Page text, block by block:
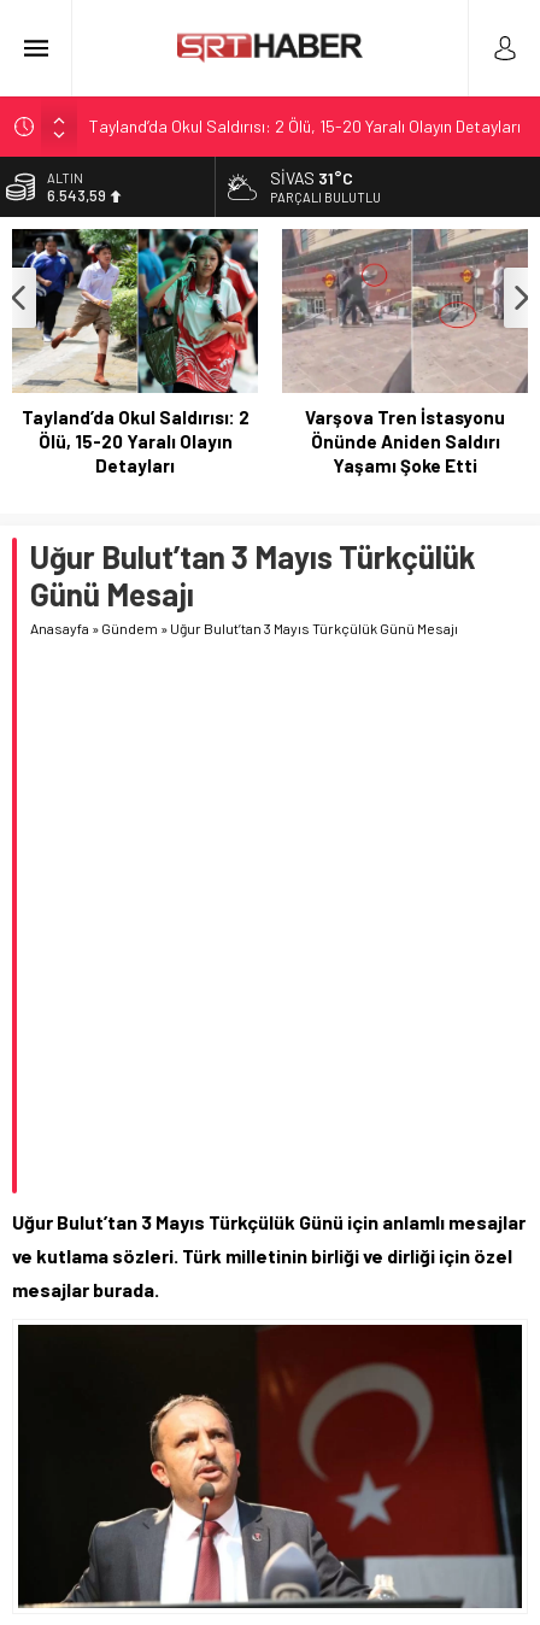
Tayland’da Okul Saldırısı: 2 Ölü, 15-20 Yaralı Olayın Detayları
Varşova Tren İstasyonu Önünde Aniden Saldırı Yaşamı Şoke
Etti
Reçberler Ata Demirağ’a karşı tahliye davası açtı
Ben Gurion’da Yakıt Tankerlere Geçici Operasyonla Yoğunluk
Kontrolü
Resmi Gazete’te Bugün Yayımlanan Kararlar Özeti
ALTIN
6.543,59
BİST
13.798,82
DOLAR
47,7010
EURO
55,0063
SIVAS 31°C
PARÇALI BULUTLU
Tayland’da Okul Saldırısı: 2
Ölü, 15-20 Yaralı Olayın
Detayları
Varşova Tren İstasyonu
Önünde Aniden Saldırı
Yaşamı Şoke Etti
Uğur Bulut’tan 3 Mayıs Türkçülük
Günü Mesajı
Anasayfa » Gündem » Uğur Bulut’tan 3 Mayıs Türkçülük Günü Mesajı
Uğur Bulut’tan 3 Mayıs Türkçülük Günü için anlamlı mesajlar
ve kutlama sözleri. Türk milletinin birliği ve dirliği için özel
mesajlar burada.